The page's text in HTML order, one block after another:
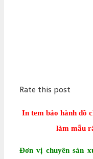
Rate this post
In tem bảo hành đồ
làm mẫu
Đơn vị chuyên sản